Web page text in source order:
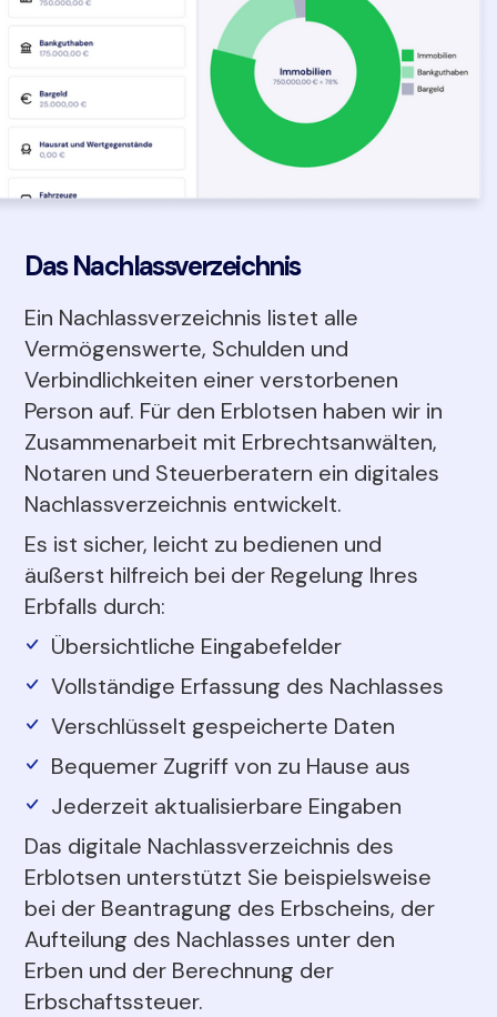
Das Nachlassverzeichnis
Ein Nachlassverzeichnis listet alle
Vermögenswerte, Schulden und
Verbindlichkeiten einer verstorbenen
Person auf. Für den Erblotsen haben wir in
Zusammenarbeit mit Erbrechtsanwälten,
Notaren und Steuerberatern ein digitales
Nachlassverzeichnis entwickelt.
Es ist sicher, leicht zu bedienen und
äußerst hilfreich bei der Regelung Ihres
Erbfalls durch:
Übersichtliche Eingabefelder
Vollständige Erfassung des Nachlasses
Verschlüsselt gespeicherte Daten
Bequemer Zugriff von zu Hause aus
Jederzeit aktualisierbare Eingaben
Das digitale Nachlassverzeichnis des
Erblotsen unterstützt Sie beispielsweise
bei der Beantragung des Erbscheins, der
Aufteilung des Nachlasses unter den
Erben und der Berechnung der
Erbschaftssteuer.